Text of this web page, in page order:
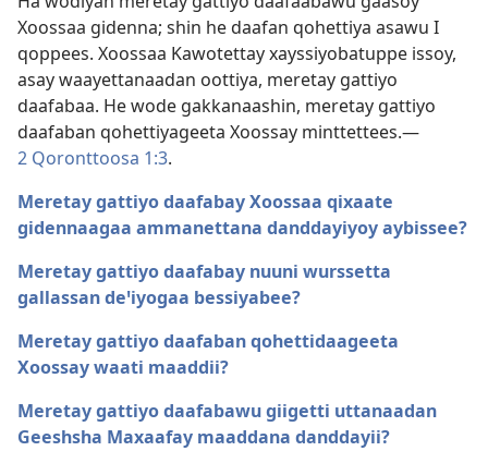
Xoossaa gidenna; shin he daafan qohettiya asawu I
qoppees. Xoossaa Kawotettay xayssiyobatuppe issoy,
asay waayettanaadan oottiya, meretay gattiyo
daafabaa. He wode gakkanaashin, meretay gattiyo
daafaban qohettiyageeta Xoossay minttettees.—
2 Qoronttoosa 1:3.
Meretay gattiyo daafabay Xoossaa qixaate
gidennaagaa ammanettana danddayiyoy aybissee?
Meretay gattiyo daafabay nuuni wurssetta
gallassan deꞌiyogaa bessiyabee?
Meretay gattiyo daafaban qohettidaageeta
Xoossay waati maaddii?
Meretay gattiyo daafabawu giigetti uttanaadan
Geeshsha Maxaafay maaddana danddayii?